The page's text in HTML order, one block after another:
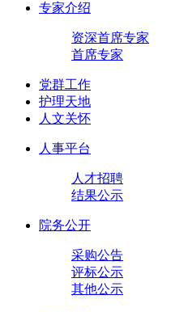
专家介绍
资深首席专家
首席专家
党群工作
护理天地
人文关怀
人事平台
人才招聘
结果公示
院务公开
采购公告
评标公示
其他公示